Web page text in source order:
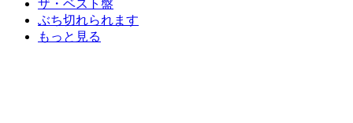
ザ・ベスト盤
ぶち切れられます
もっと見る